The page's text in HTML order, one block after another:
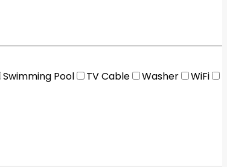
Swimming Pool TV Cable Washer
WiFi